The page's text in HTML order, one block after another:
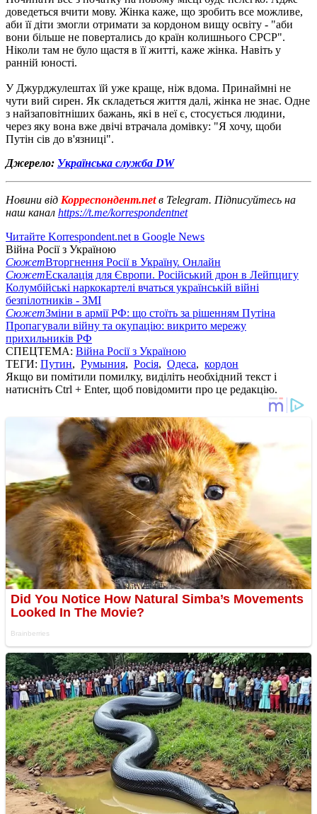
доведеться вчити мову. Жінка каже, що зробить все можливе,
аби її діти змогли отримати за кордоном вищу освіту - "аби
вони більше не повертались до країн колишнього СРСР".
Ніколи там не було щастя в її житті, каже жінка. Навіть у
ранній юності.
У Джурджулештах їй уже краще, ніж вдома. Принаймні не
чути вий сирен. Як складеться життя далі, жінка не знає. Одне
з найзаповітніших бажань, які в неї є, стосується людини,
через яку вона вже двічі втрачала домівку: "Я хочу, щоби
Путін сів до в'язниці".
Джерело: Українська служба DW
Новини від Корреспондент.netв Telegram. Підписуйтесь на
наш канал https://t.me/korrespondentnet
Читайте Korrespondent.net в Google News
Війна Росії з Україною
СюжетВторгнення Росії в Україну. Онлайн
СюжетЕскалація для Європи. Російський дрон в Лейпцигу
Колумбійські наркокартелі вчаться українській війні
безпілотників - ЗМІ
СюжетЗміни в армії РФ: що стоїть за рішенням Путіна
Пропагували війну та окупацію: викрито мережу
прихильників РФ
СПЕЦТЕМА: Війна Росії з Україною
ТЕГИ: Путин, Румыния, Росія, Одеса, кордон
Якщо ви помітили помилку, виділіть необхідний текст і
натисніть Ctrl + Enter, щоб повідомити про це редакцію.